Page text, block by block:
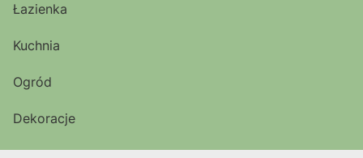
Łazienka
Kuchnia
Ogród
Dekoracje